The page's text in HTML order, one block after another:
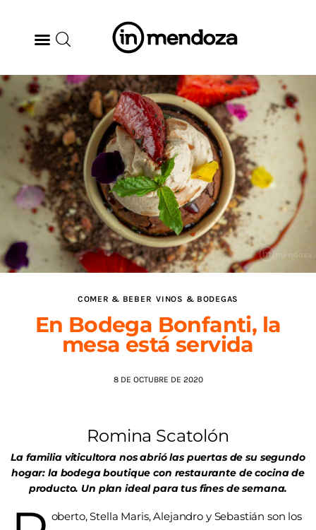
BODEGAS
GASTRONOMÍA
ARTE & CULTURA
MÚSICA
DÓNDE IR
TENDENCIAS
AGENDA
COMER & BEBER VINOS & BODEGAS
En Bodega Bonfanti, la
mesa está servida
8 DE OCTUBRE DE 2020
Romina Scatolón
La familia viticultora nos abrió las puertas de su segundo
hogar: la bodega boutique con restaurante de cocina de
producto. Un plan ideal para tus fines de semana.
oberto, Stella Maris, Alejandro y Sebastián son los